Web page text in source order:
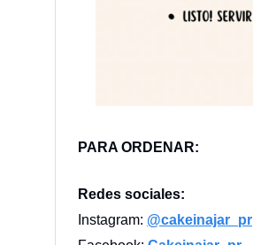
PARA ORDENAR:
Redes sociales:
Instagram: @cakeinajar_pr